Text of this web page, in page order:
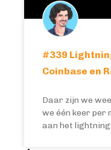
#339
Coinbase en
Daar zijn we
we één keer per
aan het lightning